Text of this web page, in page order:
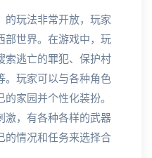
的玩法非常开放，玩家
部世界。在游戏中，玩
索逃亡的罪犯、保护村
。玩家可以与各种角色
家园并个性化装扮。
激，有各种各样的武器
的情况和任务来选择合